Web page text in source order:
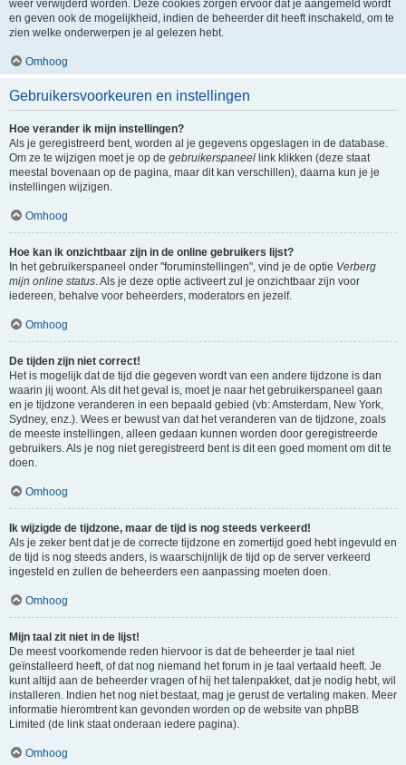
weer verwijderd worden. Deze cookies zorgen ervoor dat je aangemeld wordt
en geven ook de mogelijkheid, indien de beheerder dit heeft inschakeld, om te
zien welke onderwerpen je al gelezen hebt.
Omhoog
Gebruikersvoorkeuren en instellingen
Hoe verander ik mijn instellingen?
Als je geregistreerd bent, worden al je gegevens opgeslagen in de database.
Om ze te wijzigen moet je op de gebruikerspaneel link klikken (deze staat
meestal bovenaan op de pagina, maar dit kan verschillen), daarna kun je je
instellingen wijzigen.
Omhoog
Hoe kan ik onzichtbaar zijn in de online gebruikers lijst?
In het gebruikerspaneel onder "foruminstellingen", vind je de optie Verberg
mijn online status. Als je deze optie activeert zul je onzichtbaar zijn voor
iedereen, behalve voor beheerders, moderators en jezelf.
Omhoog
De tijden zijn niet correct!
Het is mogelijk dat de tijd die gegeven wordt van een andere tijdzone is dan
waarin jij woont. Als dit het geval is, moet je naar het gebruikerspaneel gaan
en je tijdzone veranderen in een bepaald gebied (vb: Amsterdam, New York,
Sydney, enz.). Wees er bewust van dat het veranderen van de tijdzone, zoals
de meeste instellingen, alleen gedaan kunnen worden door geregistreerde
gebruikers. Als je nog niet geregistreerd bent is dit een goed moment om dit te
doen.
Omhoog
Ik wijzigde de tijdzone, maar de tijd is nog steeds verkeerd!
Als je zeker bent dat je de correcte tijdzone en zomertijd goed hebt ingevuld en
de tijd is nog steeds anders, is waarschijnlijk de tijd op de server verkeerd
ingesteld en zullen de beheerders een aanpassing moeten doen.
Omhoog
Mijn taal zit niet in de lijst!
De meest voorkomende reden hiervoor is dat de beheerder je taal niet
geïnstalleerd heeft, of dat nog niemand het forum in je taal vertaald heeft. Je
kunt altijd aan de beheerder vragen of hij het talenpakket, dat je nodig hebt, wil
installeren. Indien het nog niet bestaat, mag je gerust de vertaling maken. Meer
informatie hieromtrent kan gevonden worden op de website van phpBB
Limited (de link staat onderaan iedere pagina).
Omhoog